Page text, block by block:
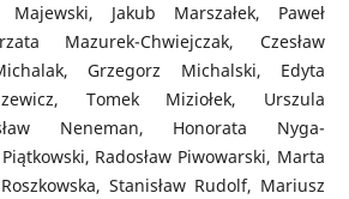
Jakub Marszałek, Paweł
Mazurek-Chwiejczak, Czesław
Grzegorz Michalski, Edyta
Tomek Miziołek, Urszula
Neneman, Honorata Nyga-
Radosław Piwowarski, Marta
Stanisław Rudolf, Mariusz